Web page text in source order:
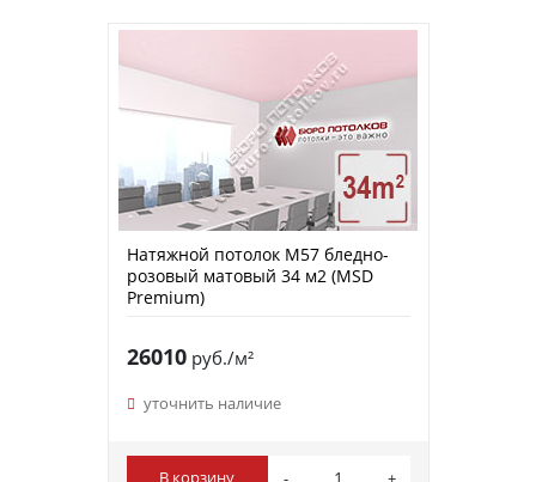
Натяжной потолок M57 бледно-
розовый матовый 34 м2 (MSD
Premium)
26010руб./м²
уточнить наличие